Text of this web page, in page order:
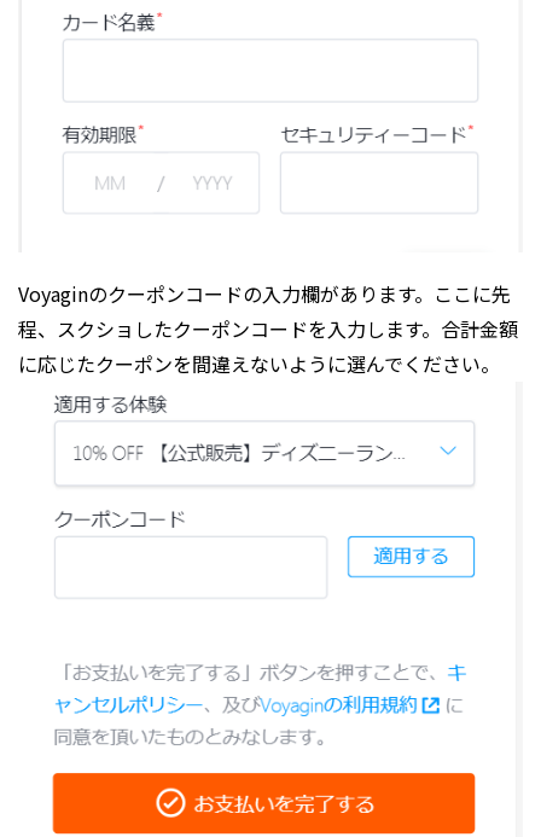
Voyaginのクーポンコードの入力欄があります。ここに先
程、スクショしたクーポンコードを入力します。合計金額
に応じたクーポンを間違えないように選んでください。